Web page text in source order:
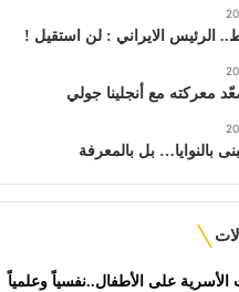
الرئيس الايراني : لن استقيل !
معركته مع أنجلينا جولي
بالنوايا… بل بالمعرفة
الأسرية على الأطفال..نفسياً وعلمياً